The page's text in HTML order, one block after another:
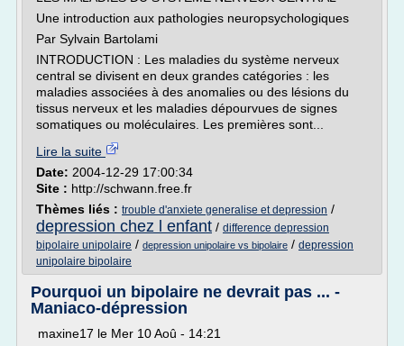
Une introduction aux pathologies neuropsychologiques
Par Sylvain Bartolami
INTRODUCTION : Les maladies du système nerveux
central se divisent en deux grandes catégories : les
maladies associées à des anomalies ou des lésions du
tissus nerveux et les maladies dépourvues de signes
somatiques ou moléculaires. Les premières sont...
Lire la suite
Date: 2004-12-29 17:00:34
Site : http://schwann.free.fr
Thèmes liés : trouble d'anxiete generalise et depression /
depression chez l enfant / difference depression
bipolaire unipolaire / depression unipolaire vs bipolaire / depression
unipolaire bipolaire
Pourquoi un bipolaire ne devrait pas ... -
Maniaco-dépression
maxine17 le Mer 10 Aoû - 14:21